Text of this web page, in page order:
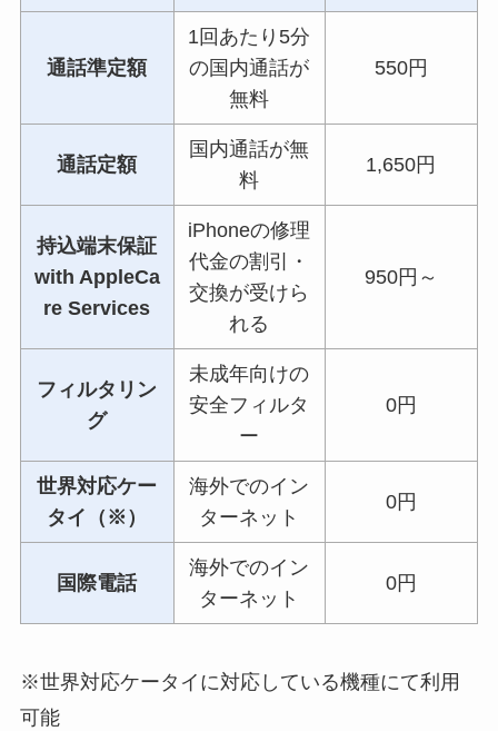
通話準定額
1回あたり5分
の国内通話が
無料
550円
通話定額
国内通話が無
料
1,650円
持込端末保証
with AppleCa
re Services
iPhoneの修理
代金の割引・
交換が受けら
れる
950円～
フィルタリン
グ
未成年向けの
安全フィルタ
ー
0円
世界対応ケー
タイ（※）
海外でのイン
ターネット
0円
国際電話
海外でのイン
ターネット
0円
※世界対応ケータイに対応している機種にて利用
可能